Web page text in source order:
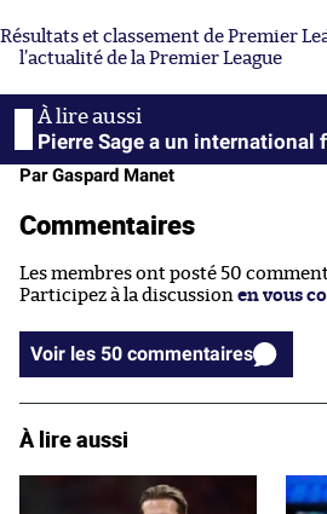
Résultats et classement de Premier
l’actualité de la Premier League
Pierre Sage a un international
Par Gaspard Manet
Commentaires
Les membres ont posté 50
Participez à la discussion en vous
Voir les 50 commentaires
À lire aussi